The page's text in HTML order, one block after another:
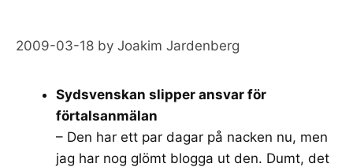
2009-03-18 by Joakim Jardenberg
Sydsvenskan slipper ansvar för
förtalsanmälan
– Den har ett par dagar på nacken nu, men
jag har nog glömt blogga ut den. Dumt, det